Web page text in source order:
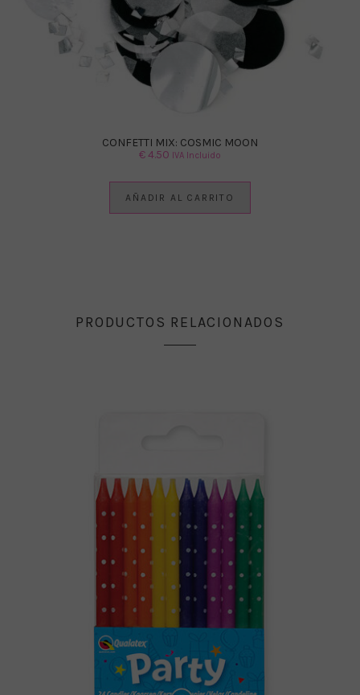
CONFETTI MIX: COSMIC MOON
€4.50 IVA Incluido
AÑADIR AL CARRITO
PRODUCTOS RELACIONADOS